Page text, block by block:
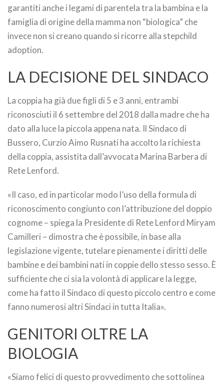
garantiti anche i legami di parentela tra la bambina e la
famiglia di origine della mamma non “biologica” che
invece non si creano quando si ricorre alla stepchild
adoption.
LA DECISIONE DEL SINDACO
La coppia ha già due figli di 5 e 3 anni, entrambi
riconosciuti il 6 settembre del 2018 dalla madre che ha
dato alla luce la piccola appena nata. Il Sindaco di
Bussero, Curzio Aimo Rusnati ha accolto la richiesta
della coppia, assistita dall’avvocata Marina Barbera di
Rete Lenford.
«Il caso, ed in particolar modo l’uso della formula di
riconoscimento congiunto con l’attribuzione del doppio
cognome – spiega la Presidente di Rete Lenford Miryam
Camilleri – dimostra che è possibile, in base alla
legislazione vigente, tutelare pienamente i diritti delle
bambine e dei bambini nati in coppie dello stesso sesso. È
sufficiente che ci sia la volontà di applicare la legge,
come ha fatto il Sindaco di questo piccolo centro e come
fanno numerosi altri Sindaci in tutta Italia».
GENITORI OLTRE LA
BIOLOGIA
«Siamo felici di questo provvedimento che sottolinea